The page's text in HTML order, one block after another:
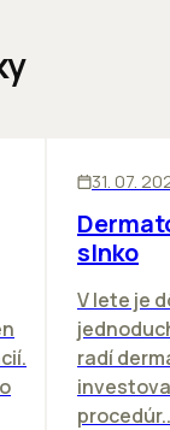
31. 07.
slnko
V lete je
radí